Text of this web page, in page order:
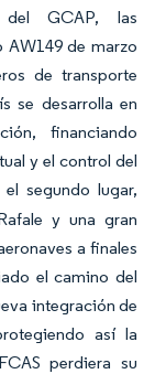
GCAP, las
de marzo
de transporte
se desarrolla en
financiando
y el control del
segundo lugar,
y una gran
a finales
el camino del
integración de
así la
perdiera su